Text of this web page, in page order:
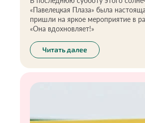
«Павелецкая Плаза» была
пришли на яркое мероприятие в
«Она вдохновляет!»
Читать далее